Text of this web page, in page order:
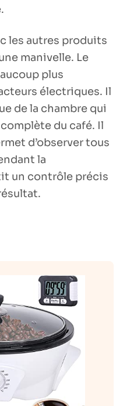
les autres produits
manivelle. Le
plus
électriques. Il
de la chambre qui
du café. Il
d’observer tous
la
un contrôle précis